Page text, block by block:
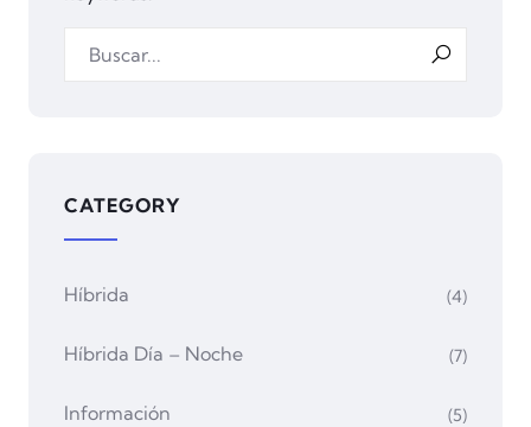
CATEGORY
Híbrida (4)
Híbrida Día – Noche (7)
Información (5)